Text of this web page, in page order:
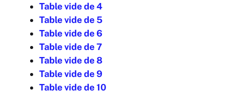
Table vide de 4
Table vide de 5
Table vide de 6
Table vide de 7
Table vide de 8
Table vide de 9
Table vide de 10